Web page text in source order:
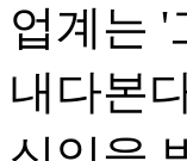
업계는 '
내다본